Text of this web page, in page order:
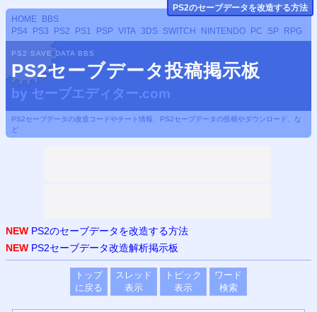
HOME
BBS
PS4
PS3 PS2 PS1 PSP VITA 3DS SWITCH NINTENDO PC SP RPG
PS2 SAVE DATA BBS
PS2セーブデータ投稿掲示板
by セーブエディター.com
PS2セーブデータの改造コードやチート情報、PS2セーブデータの投稿やダウンロード、な
ど
NEW PS2のセーブデータを改造する方法
NEW PS2セーブデータ改造解析掲示板
トップ
に戻る
スレッド
表示
トピック
表示
ワード
検索
PS2のセーブデータを改造する方法